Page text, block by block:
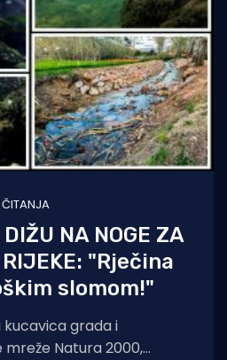
NA NOGE ZA
RIJEKE: "Rječina
slomom!"
kucavica grada i
Natura 2000,